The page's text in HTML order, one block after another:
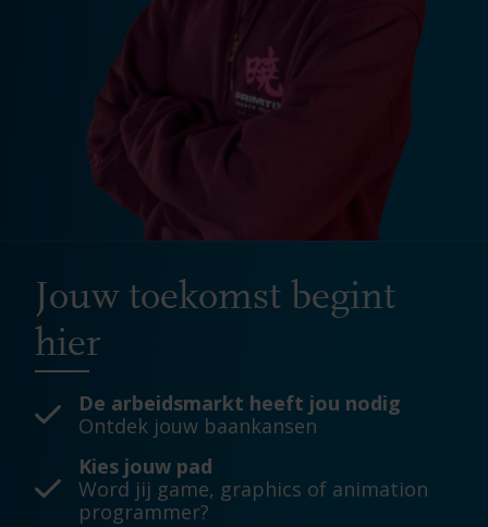
Jouw toekomst begint
hier
De arbeidsmarkt heeft jou nodig
Ontdek jouw baankansen
Kies jouw pad
Word jij game, graphics of animation
programmer?